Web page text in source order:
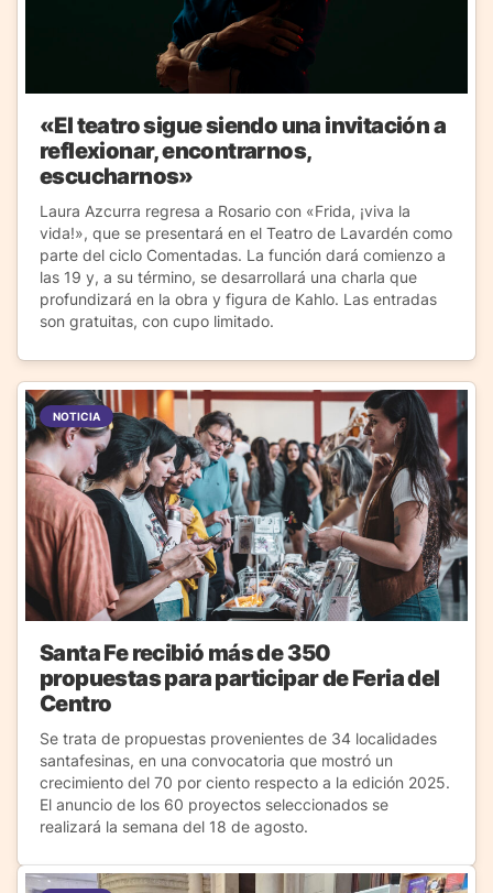
«El teatro sigue siendo una invitación a
reflexionar, encontrarnos,
escucharnos»
Laura Azcurra regresa a Rosario con «Frida, ¡viva la
vida!», que se presentará en el Teatro de Lavardén como
parte del ciclo Comentadas. La función dará comienzo a
las 19 y, a su término, se desarrollará una charla que
profundizará en la obra y figura de Kahlo. Las entradas
son gratuitas, con cupo limitado.
NOTICIA
Santa Fe recibió más de 350
propuestas para participar de Feria del
Centro
Se trata de propuestas provenientes de 34 localidades
santafesinas, en una convocatoria que mostró un
crecimiento del 70 por ciento respecto a la edición 2025.
El anuncio de los 60 proyectos seleccionados se
realizará la semana del 18 de agosto.